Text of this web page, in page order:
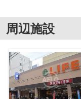
周辺施設